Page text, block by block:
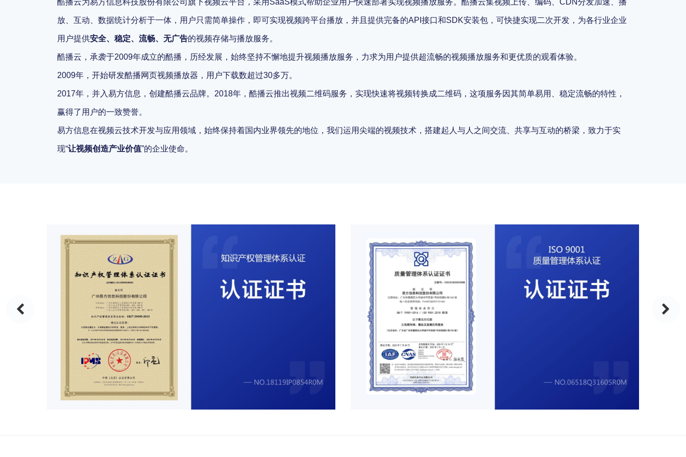
酷播云为易方信息科技股份有限公司旗下视频云平台，采用SaaS模式帮助企业用户快速部署实现视频播放服务。酷播云集视频上传、编码、CDN分发加速、播
放、互动、数据统计分析于一体，用户只需简单操作，即可实现视频跨平台播放，并且提供完备的API接口和SDK安装包，可快捷实现二次开发，为各行业企业
用户提供安全、稳定、流畅、无广告的视频存储与播放服务。
酷播云，承袭于2009年成立的酷播，历经发展，始终坚持不懈地提升视频播放服务，力求为用户提供超流畅的视频播放服务和更优质的观看体验。
2009年，开始研发酷播网页视频播放器，用户下载数超过30多万。
2017年，并入易方信息，创建酷播云品牌。2018年，酷播云推出视频二维码服务，实现快速将视频转换成二维码，这项服务因其简单易用、稳定流畅的特性，
赢得了用户的一致赞誉。
易方信息在视频云技术开发与应用领域，始终保持着国内业界领先的地位，我们运用尖端的视频技术，搭建起人与人之间交流、共享与互动的桥梁，致力于实
现“让视频创造产业价值”的企业使命。